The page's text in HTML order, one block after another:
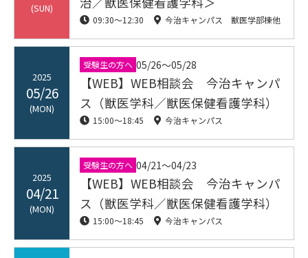
(SUN)
09:30〜12:30 今治キャンパス 獣医学部棟他
2025
05/26
(MON)
受験生の方へ 05/26〜05/28
【WEB】WEB相談会 今治キャンパ
ス（獣医学科／獣医保健看護学科）
15:00〜18:45 今治キャンパス
2025
04/21
(MON)
受験生の方へ 04/21〜04/23
【WEB】WEB相談会 今治キャンパ
ス（獣医学科／獣医保健看護学科）
15:00〜18:45 今治キャンパス